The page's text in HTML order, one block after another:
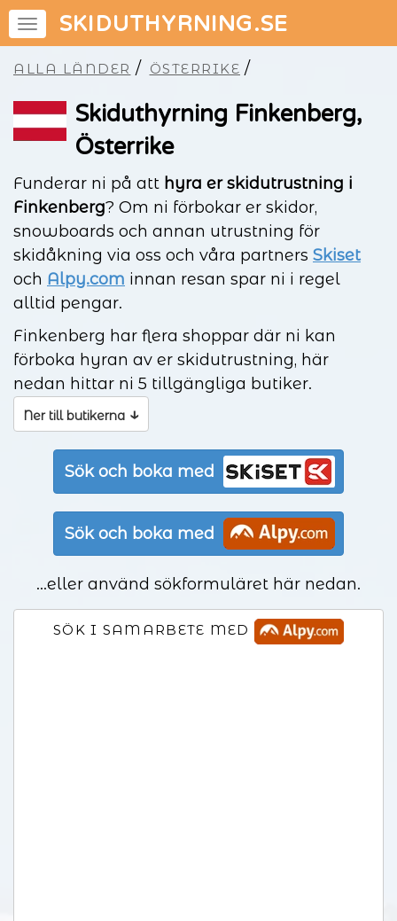
SKIDUTHYRNING.SE
ALLA LÄNDER / ÖSTERRIKE /
Skiduthyrning Finkenberg,
Österrike
Funderar ni på att hyra er skidutrustning i
Finkenberg? Om ni förbokar er skidor,
snowboards och annan utrustning för
skidåkning via oss och våra partners Skiset
och Alpy.com innan resan spar ni i regel
alltid pengar.
Finkenberg har flera shoppar där ni kan
förboka hyran av er skidutrustning, här
nedan hittar ni 5 tillgängliga butiker.
Ner till butikerna ↓
Sök och boka med
Sök och boka med
...eller använd sökformuläret här nedan.
SÖK I SAMARBETE MED